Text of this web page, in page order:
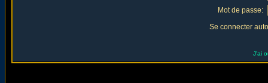
Mot de passe:
Se connecter
J'ai